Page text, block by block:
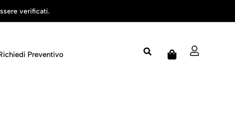
verificati.
Preventivo